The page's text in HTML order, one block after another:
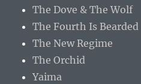
The Dove & The Wolf
The Fourth Is Bearded
The New Regime
The Orchid
Yaima